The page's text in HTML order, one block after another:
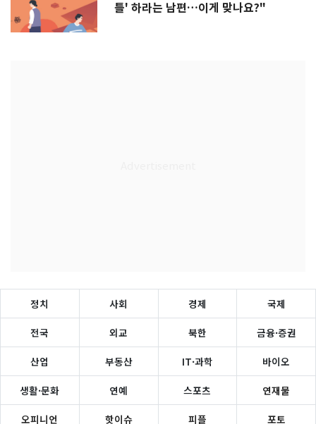
틀' 하라는 남편…이게 맞나요?"
정치 사회 경제 국제
전국 외교 북한 금융·증권
산업 부동산 IT·과학 바이오
생활·문화 연예 스포츠 연재물
오피니언 핫이슈 피플 포토